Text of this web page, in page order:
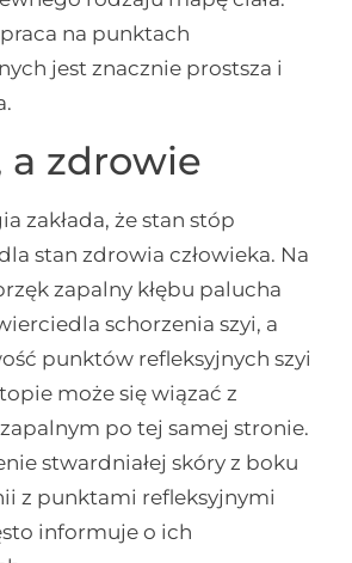
na punktach
jest znacznie prostsza i
a zdrowie
zakłada, że stan stóp
stan zdrowia człowieka. Na
zapalny kłębu palucha
schorzenia szyi, a
punktów refleksyjnych szyi
może się wiązać z
po tej samej stronie.
stwardniałej skóry z boku
z punktami refleksyjnymi
informuje o ich